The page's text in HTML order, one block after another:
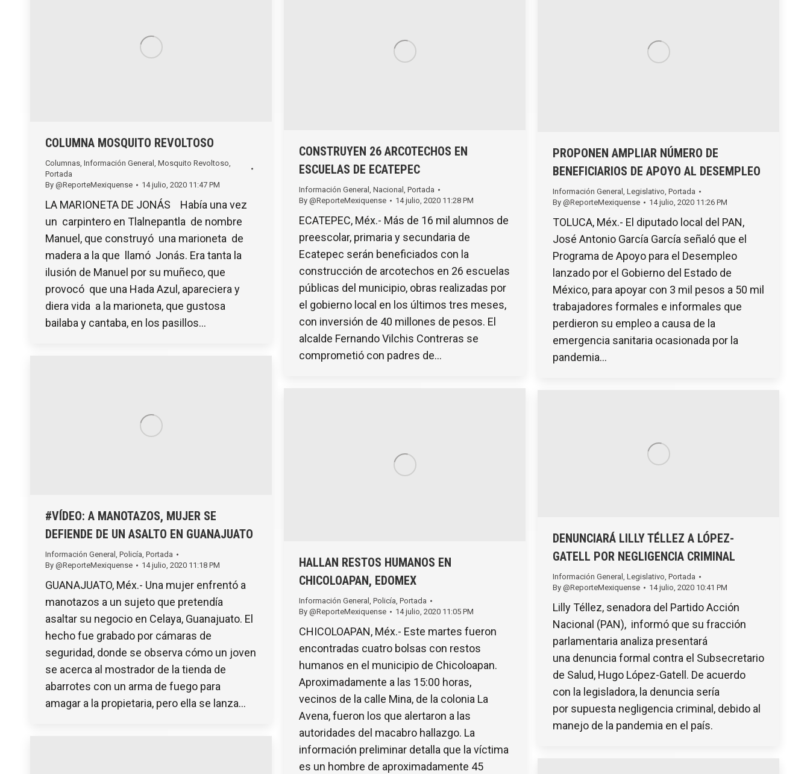
COLUMNA MOSQUITO REVOLTOSO
Columnas, Información General , Mosquito Revoltoso,
Portada
By @ReporteMexiquense 14 julio, 2020 11:47 PM
LA MARIONETA DE JONÁS Había una vez
un carpintero en Tlalnepantla de nombre
Manuel, que construyó una marioneta de
madera a la que llamó Jonás. Era tanta la
ilusión de Manuel por su muñeco, que
provocó que una Hada Azul, apareciera y
diera vida a la marioneta, que gustosa
bailaba y cantaba, en los pasillos…
CONSTRUYEN 26 ARCOTECHOS EN
ESCUELAS DE ECATEPEC
Información General Nacional
Portada
By @ReporteMexiquense 14 julio, 2020 11:28 PM
ECATEPEC, Méx.- Más de 16 mil alumnos de
preescolar, primaria y secundaria de
Ecatepec serán beneficiados con la
construcción de arcotechos en 26 escuelas
públicas del municipio, obras realizadas por
el gobierno local en los últimos tres meses,
con inversión de 40 millones de pesos. El
alcalde Fernando Vilchis Contreras se
comprometió con padres de…
PROPONEN AMPLIAR NÚMERO DE
BENEFICIARIOS DE APOYO AL DESEMPLEO
Información General , Legislativo, Portada
By @ReporteMexiquense 14 julio, 2020 11:26 PM
TOLUCA, Méx.- El diputado local del PAN,
José Antonio García García señaló que el
Programa de Apoyo para el Desempleo
lanzado por el Gobierno del Estado de
México, para apoyar con 3 mil pesos a 50 mil
trabajadores formales e informales que
perdieron su empleo a causa de la
emergencia sanitaria ocasionada por la
pandemia…
#VÍDEO: A MANOTAZOS, MUJER SE
DEFIENDE DE UN ASALTO EN GUANAJUATO
Información General Policía Portada
By @ReporteMexiquense 14 julio, 2020 11:18 PM
GUANAJUATO, Méx.- Una mujer enfrentó a
manotazos a un sujeto que pretendía
asaltar su negocio en Celaya, Guanajuato. El
hecho fue grabado por cámaras de
seguridad, donde se observa cómo un joven
se acerca al mostrador de la tienda de
abarrotes con un arma de fuego para
amagar a la propietaria, pero ella se lanza…
HALLAN RESTOS HUMANOS EN
CHICOLOAPAN, EDOMEX
Información General , Policía, Portada
By @ReporteMexiquense 14 julio, 2020 11:05 PM
CHICOLOAPAN, Méx.- Este martes fueron
encontradas cuatro bolsas con restos
humanos en el municipio de Chicoloapan.
Aproximadamente a las 15:00 horas,
vecinos de la calle Mina, de la colonia La
Avena, fueron los que alertaron a las
autoridades del macabro hallazgo. La
información preliminar detalla que la víctima
es un hombre de aproximadamente 45
DENUNCIARÁ LILLY TÉLLEZ A LÓPEZ-
GATELL POR NEGLIGENCIA CRIMINAL
Información General , Legislativo, Portada
By @ReporteMexiquense 14 julio, 2020 10:41 PM
Lilly Téllez, senadora del Partido Acción
Nacional (PAN), informó que su fracción
parlamentaria analiza presentará
una denuncia formal contra el Subsecretario
de Salud, Hugo López-Gatell. De acuerdo
con la legisladora, la denuncia sería
por supuesta negligencia criminal, debido al
manejo de la pandemia en el país.